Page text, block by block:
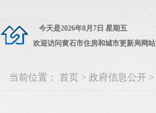
今天是2026年8月7日 星期五
欢迎访问黄石市住房和城市更新局网站
当前位置： 首页 > 政府信息公开 >